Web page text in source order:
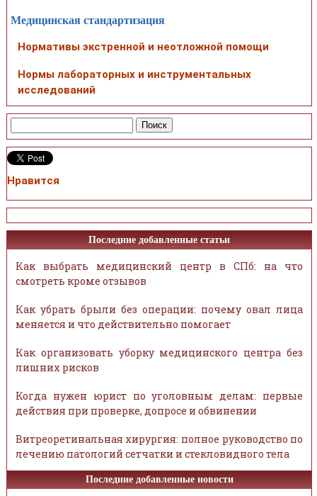
Медицинская стандартизация
Нормативы экстренной и неотложной помощи
Нормы лабораторных и инструментальных
исследований
Нравится
Последние добавленные статьи
Как выбрать медицинский центр в СПб: на что
смотреть кроме отзывов
Как убрать брыли без операции: почему овал лица
меняется и что действительно помогает
Как организовать уборку медицинского центра без
лишних рисков
Когда нужен юрист по уголовным делам: первые
действия при проверке, допросе и обвинении
Витреоретинальная хирургия: полное руководство по
лечению патологий сетчатки и стекловидного тела
Последние добавленные новости